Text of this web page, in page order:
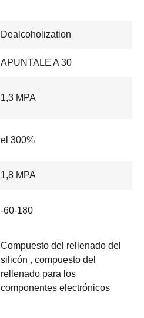
Dealcoholization
APUNTALE A 30
1,3 MPA
el 300%
1,8 MPA
-60-180
Compuesto del rellenado del
silicón , compuesto del
rellenado para los
componentes electrónicos